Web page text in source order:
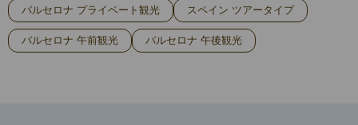
バルセロナ プライベート観光 スペイン ツアータイプ
バルセロナ 午前観光 バルセロナ 午後観光